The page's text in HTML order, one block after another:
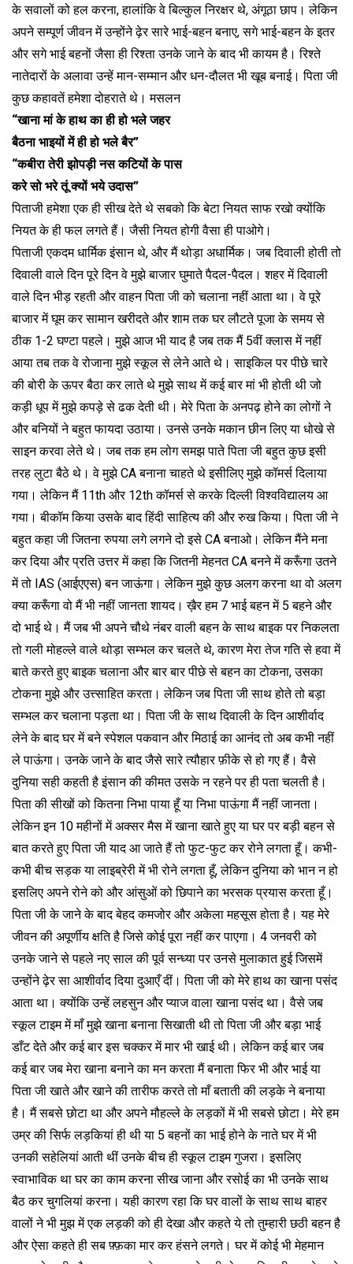
के सवालों को हल करना, हालांकि वे बिल्कुल निरक्षर थे, अंगूठा छाप। लेकिन
अपने सम्पूर्ण जीवन में उन्होंने ढ़ेर सारे भाई-बहन बनाए, सगे भाई-बहन के इतर
और सगे भाई बहनों जैसा ही रिश्ता उनके जाने के बाद भी कायम है। रिश्ते
नातेदारों के अलावा उन्हें मान-सम्मान और धन-दौलत भी खूब बनाई। पिता जी
कुछ कहावतें हमेशा दोहराते थे। मसलन
“खाना मां के हाथ का ही हो भले जहर
बैठना भाइयों में ही हो भले बैर”
“कबीरा तेरी झोपड़ी नस कटियों के पास
करे सो भरे तूं क्यों भये उदास”
पिताजी हमेशा एक ही सीख देते थे सबको कि बेटा नियत साफ रखो क्योंकि
नियत के ही फल लगते हैं। जैसी नियत होगी वैसा ही पाओगे।
पिताजी एकदम धार्मिक इंसान थे, और मैं थोड़ा अधार्मिक। जब दिवाली होती तो
दिवाली वाले दिन पूरे दिन वे मुझे बाजार घुमाते पैदल-पैदल। शहर में दिवाली
वाले दिन भीड़ रहती और वाहन पिता जी को चलाना नहीं आता था। वे पूरे
बाजार में घूम कर सामान खरीदते और शाम तक घर लौटते पूजा के समय से
ठीक 1-2 घण्टा पहले। मुझे आज भी याद है जब तक मैं 5वीं क्लास में नहीं
आया तब तक वे रोजाना मुझे स्कूल से लेने आते थे। साइकिल पर पीछे चारे
की बोरी के ऊपर बैठा कर लाते थे मुझे साथ में कई बार मां भी होती थी जो
कड़ी धूप में मुझे कपड़े से ढक देती थी। मेरे पिता के अनपढ़ होने का लोगों ने
और बनियों ने बहुत फायदा उठाया। उनसे उनके मकान छीन लिए या धोखे से
साइन करवा लेते थे। जब तक हम लोग समझ पाते पिता जी बहुत कुछ इसी
तरह लुटा बैठे थे। वे मुझे CA बनाना चाहते थे इसीलिए मुझे कॉमर्स दिलाया
गया। लेकिन मैं 11th और 12th कॉमर्स से करके दिल्ली विश्वविद्यालय आ
गया। बीकॉम किया उसके बाद हिंदी साहित्य की और रुख किया। पिता जी ने
बहुत कहा जी जितना रुपया लगे लगने दो इसे CA बनाओ। लेकिन मैंने मना
कर दिया और प्रति उत्तर में कहा कि जितनी मेहनत CA बनने में करूँगा उतने
में तो IAS (आईएएस) बन जाऊंगा। लेकिन मुझे कुछ अलग करना था वो अलग
क्या करूँगा वो मैं भी नहीं जानता शायद। ख़ैर हम 7 भाई बहन में 5 बहने और
दो भाई थे। मैं जब भी अपने चौथे नंबर वाली बहन के साथ बाइक पर निकलता
तो गली मोहल्ले वाले थोड़ा सम्भल कर चलते थे, कारण मेरा तेज गति से हवा में
बाते करते हुए बाइक चलाना और बार बार पीछे से बहन का टोकना, उसका
टोकना मुझे और उत्त्साहित करता। लेकिन जब पिता जी साथ होते तो बड़ा
सम्भल कर चलाना पड़ता था। पिता जी के साथ दिवाली के दिन आशीर्वाद
लेने के बाद घर में बने स्पेशल पकवान और मिठाई का आनंद तो अब कभी नहीं
ले पाऊंगा। उनके जाने के बाद जैसे सारे त्यौहार फ़ीके से हो गए हैं। वैसे
दुनिया सही कहती है इंसान की कीमत उसके न रहने पर ही पता चलती है।
पिता की सीखों को कितना निभा पाया हूँ या निभा पाऊंगा मैं नहीं जानता।
लेकिन इन 10 महीनों में अक्सर मैस में खाना खाते हुए या घर पर बड़ी बहन से
बात करते हुए पिता जी याद आ जाते हैं तो फुट-फुट कर रोने लगता हूँ। कभी-
कभी बीच सड़क या लाइब्रेरी में भी रोने लगता हूँ, लेकिन दुनिया को भान न हो
इसलिए अपने रोने को और आंसुओं को छिपाने का भरसक प्रयास करता हूँ।
पिता जी के जाने के बाद बेहद कमजोर और अकेला महसूस होता है। यह मेरे
जीवन की अपूर्णीय क्षति है जिसे कोई पूरा नहीं कर पाएगा। 4 जनवरी को
उनके जाने से पहले नए साल की पूर्व सन्ध्या पर उनसे मुलाकात हुई जिसमें
उन्होंने ढ़ेर सा आशीर्वाद दिया दुआएँ दीं। पिता जी को मेरे हाथ का खाना पसंद
आता था। क्योंकि उन्हें लहसुन और प्याज वाला खाना पसंद था। वैसे जब
स्कूल टाइम में माँ मुझे खाना बनाना सिखाती थी तो पिता जी और बड़ा भाई
डाँट देते और कई बार इस चक्कर में मार भी खाई थी। लेकिन कई बार जब
कई बार जब मेरा खाना बनाने का मन करता मैं बनाता फिर भी और भाई या
पिता जी खाते और खाने की तारीफ करते तो माँ बताती की लड़के ने बनाया
है। मैं सबसे छोटा था और अपने मौहल्ले के लड़कों में भी सबसे छोटा। मेरे हम
उम्र की सिर्फ लड़कियां ही थी या 5 बहनों का भाई होने के नाते घर में भी
उनकी सहेलियां आती थीं उनके बीच ही स्कूल टाइम गुजरा। इसलिए
स्वाभाविक था घर का काम करना सीख जाना और रसोई का भी उनके साथ
बैठ कर चुगलियां करना। यही कारण रहा कि घर वालों के साथ साथ बाहर
वालों ने भी मुझ में एक लड़की को ही देखा और कहते ये तो तुम्हारी छठी बहन है
और ऐसा कहते ही सब फ़्फ़का मार कर हंसने लगते। घर में कोई भी मेहमान